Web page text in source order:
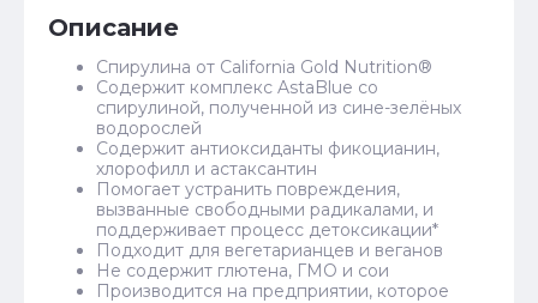
Описание
Спирулина от California Gold Nutrition®
Содержит комплекс AstaBlue со
спирулиной, полученной из сине-зелёных
водорослей
Содержит антиоксиданты фикоцианин,
хлорофилл и астаксантин
Помогает устранить повреждения,
вызванные свободными радикалами, и
поддерживает процесс детоксикации*
Подходит для вегетарианцев и веганов
Не содержит глютена, ГМО и сои
Производится на предприятии, которое